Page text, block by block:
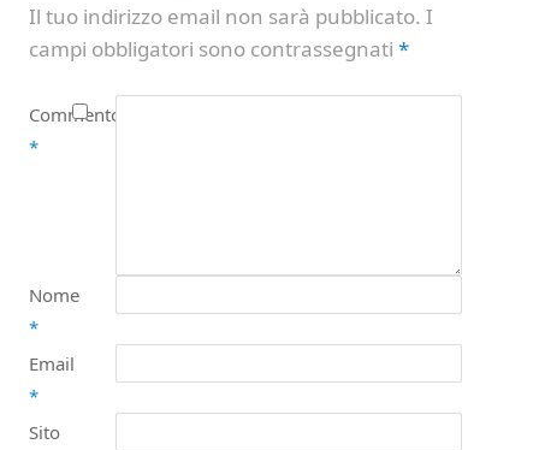
Il tuo indirizzo email non sarà pubblicato. I
campi obbligatori sono contrassegnati *
Commento
*
Nome
*
Email
*
Sito